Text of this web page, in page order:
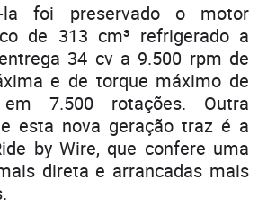
la foi preservado o motor
de 313 cm³ refrigerado a
34 cv a 9.500 rpm de
e de torque máximo de
7.500 rotações. Outra
esta nova geração traz é a
by Wire, que confere uma
direta e arrancadas mais